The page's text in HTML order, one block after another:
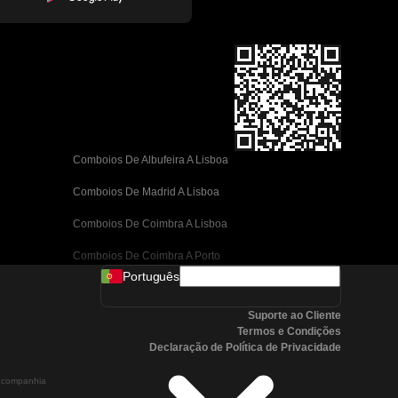
Comboios De Albufeira A Lisboa
Comboios De Madrid A Lisboa
Comboios De Coimbra A Lisboa
Comboios De Coimbra A Porto
Comboios De Valência A Barcelona
Comboios De Málaga A Barcelona
Comboios De Málaga A Madrid
Português
Suporte ao Cliente
Termos e Condições
Declaração de Política de Privacidade